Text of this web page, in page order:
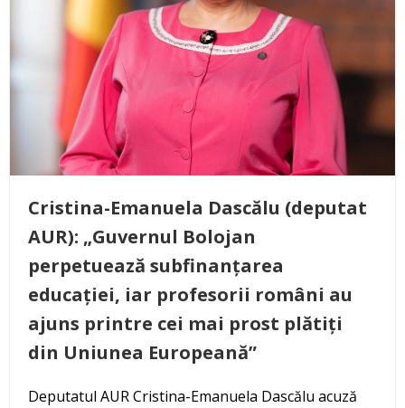
Cristina-Emanuela Dascălu (deputat
AUR): „Guvernul Bolojan
perpetuează subfinanțarea
educației, iar profesorii români au
ajuns printre cei mai prost plătiți
din Uniunea Europeană”
Deputatul AUR Cristina-Emanuela Dascălu acuză